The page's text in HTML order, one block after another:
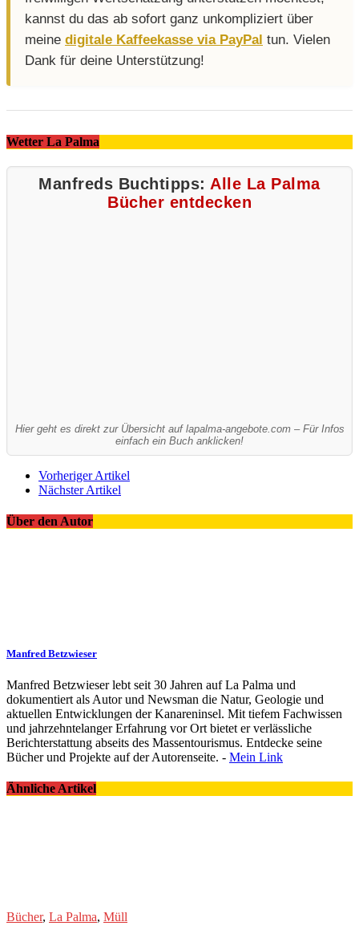
kannst du das ab sofort ganz unkompliziert über
meine digitale Kaffeekasse via PayPal tun. Vielen
Dank für deine Unterstützung!
Wetter La Palma
Manfreds Buchtipps: Alle La Palma
Bücher entdecken
Hier geht es direkt zur Übersicht auf lapalma-angebote.com – Für Infos
einfach ein Buch anklicken!
Vorheriger Artikel
Nächster Artikel
Über den Autor
Manfred Betzwieser
Manfred Betzwieser lebt seit 30 Jahren auf La Palma und
dokumentiert als Autor und Newsman die Natur, Geologie und
aktuellen Entwicklungen der Kanareninsel. Mit tiefem Fachwissen
und jahrzehntelanger Erfahrung vor Ort bietet er verlässliche
Berichterstattung abseits des Massentourismus. Entdecke seine
Bücher und Projekte auf der Autorenseite. - Mein Link
Ähnliche Artikel
Bücher, La Palma, Müll